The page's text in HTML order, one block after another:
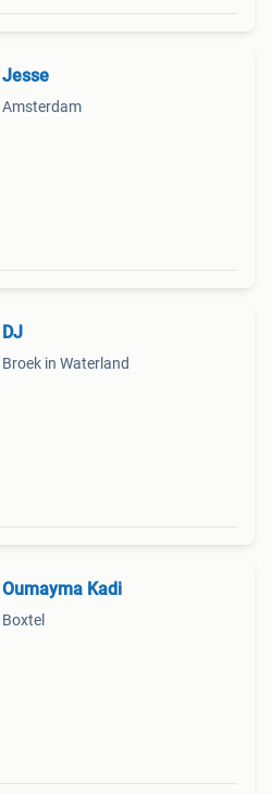
Jesse
Amsterdam
DJ
Broek in Waterland
Oumayma Kadi
Boxtel